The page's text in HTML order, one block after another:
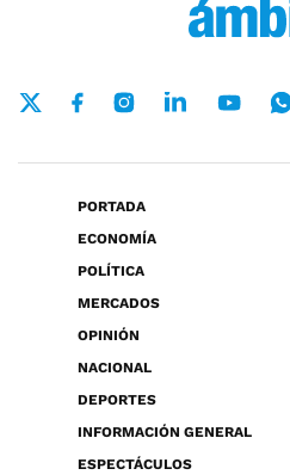
PORTADA
ECONOMÍA
POLÍTICA
MERCADOS
OPINIÓN
NACIONAL
DEPORTES
INFORMACIÓN GENERAL
ESPECTÁCULOS